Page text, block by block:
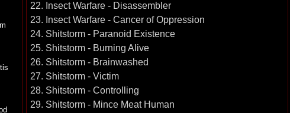
22. Insect Warfare - Disassembler
23. Insect Warfare - Cancer of Oppression
24. Shitstorm - Paranoid Existence
25. Shitstorm - Burning Alive
26. Shitstorm - Brainwashed
27. Shitstorm - Victim
28. Shitstorm - Controlling
29. Shitstorm - Mince Meat Human